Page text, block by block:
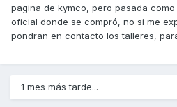
pagina de kymco, pero pasada
oficial donde se compró, no si me
pondran en contacto los talleres,
1 mes más tarde...